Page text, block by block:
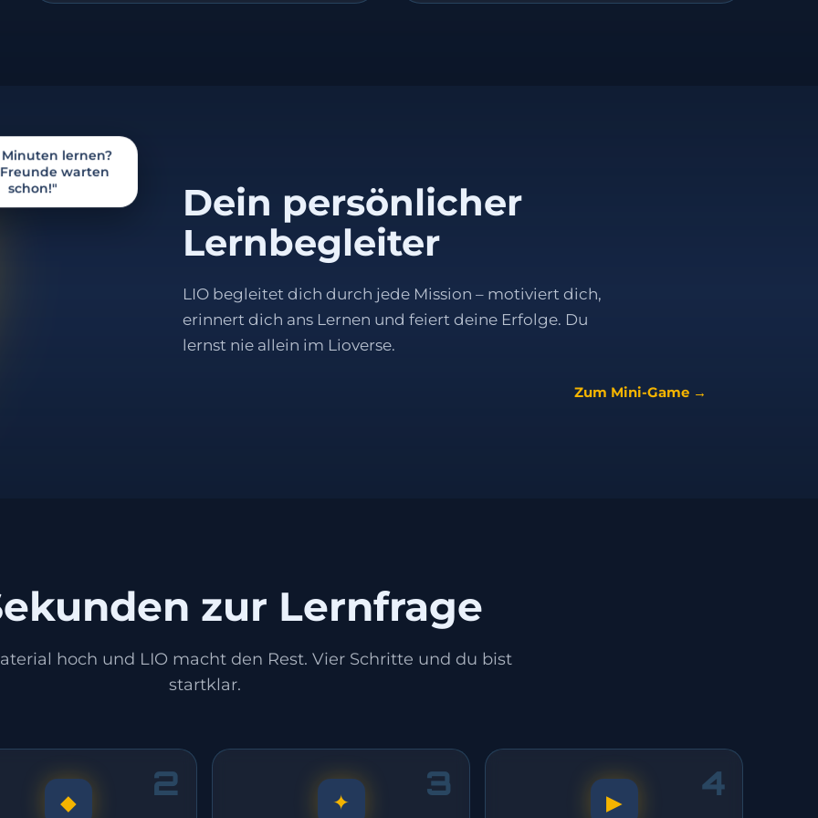
Minuten lernen?
warten
schon!"
Dein persönlicher
Lernbegleiter
LIO begleitet dich durch jede Mission – motiviert dich,
erinnert dich ans Lernen und feiert deine Erfolge. Du
lernst nie allein im Lioverse.
Zum Mini-Game →
zur Lernfrage
hoch und LIO macht den Rest. Vier Schritte und du bist
startklar.
2
◆ 3
✦ 4
▶